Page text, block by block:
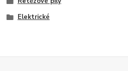
Elektrické